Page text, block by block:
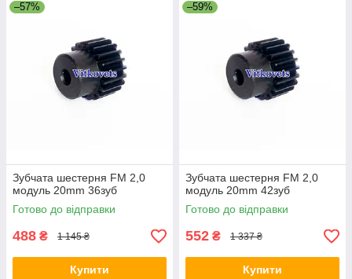
–57%
Зубчата шестерня FM 2,0
модуль 20mm 36зуб
Готово до відправки
488 ₴ 1 145 ₴
Купити
–59%
Зубчата шестерня FM 2,0
модуль 20mm 42зуб
Готово до відправки
552 ₴ 1 337 ₴
Купити